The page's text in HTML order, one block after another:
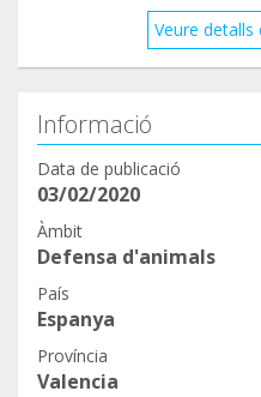
Veure detalls
Informació
Data de publicació
03/02/2020
Àmbit
Defensa d'animals
País
Espanya
Província
Valencia